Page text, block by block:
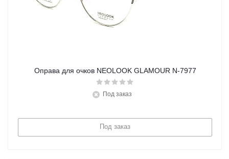
Оправа для очков NEOLOOK GLAMOUR N-7977
Под заказ
Под заказ